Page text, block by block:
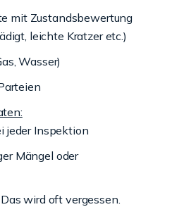
mit Zustandsbewertung
leichte Kratzer etc.)
Wasser)
jeder Inspektion
Mängel oder
wird oft vergessen.